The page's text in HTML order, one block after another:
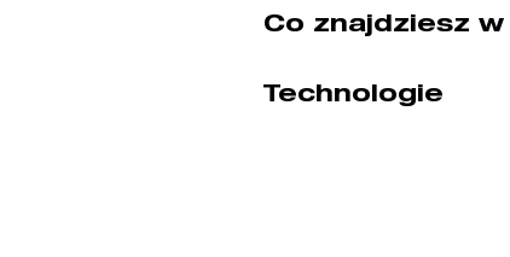
x
mm
Co znajdziesz w
Technologie